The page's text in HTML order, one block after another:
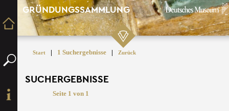
GRÜNDUNGSSAMMLUNG
Start | 1 Suchergebnisse | Zurück
SUCHERGEBNISSE
Seite 1 von 1